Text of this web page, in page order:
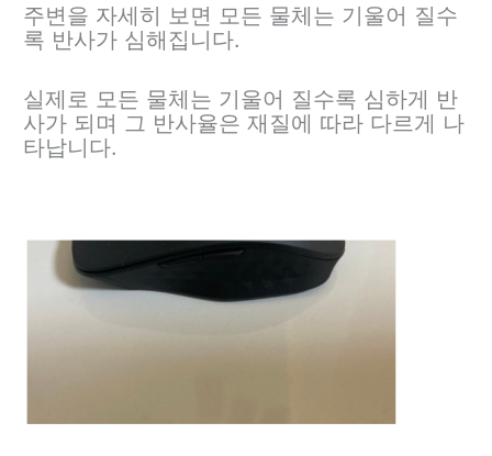
주변을 자세히 보면 모든 물체는 기울어 질수
록 반사가 심해집니다.
실제로 모든 물체는 기울어 질수록 심하게 반
사가 되며 그 반사율은 재질에 따라 다르게 나
타납니다.